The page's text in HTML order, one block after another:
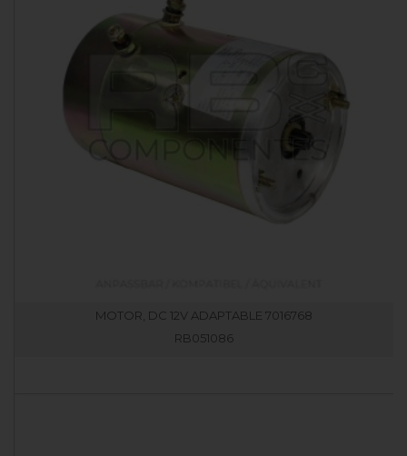
MOTOR, DC 12V ADAPTABLE 7016768
RB051086